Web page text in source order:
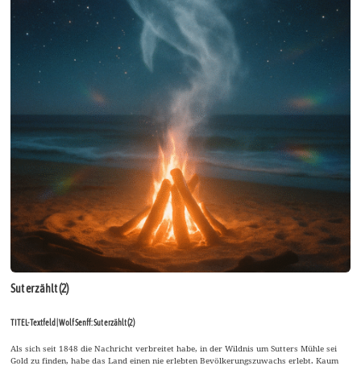
Sut erzählt (2)
TITEL-Textfeld | Wolf Senff: Sut erzählt (2)
Als sich seit 1848 die Nachricht verbreitet habe, in der Wildnis um Sutters Mühle sei
Gold zu finden, habe das Land einen nie erlebten Bevölkerungszuwachs erlebt. Kaum